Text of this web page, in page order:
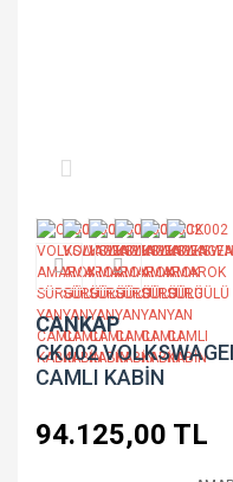
CANKAP
CK002
CAMLI KABİN
94.125,00 TL